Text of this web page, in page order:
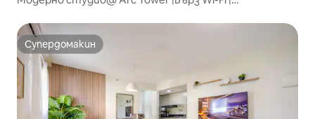
Супердомакин
Супердомакин